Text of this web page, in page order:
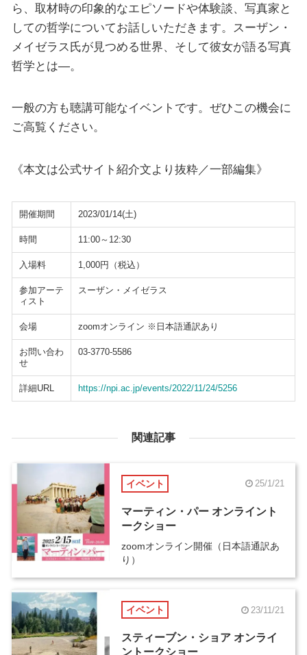
ら、取材時の印象的なエピソードや体験談、写真家と
しての哲学についてお話しいただきます。スーザン・
メイゼラス氏が見つめる世界、そして彼女が語る写真
哲学とは―。
一般の方も聴講可能なイベントです。ぜひこの機会に
ご高覧ください。
《本文は公式サイト紹介文より抜粋／一部編集》
開催期間 2023/01/14(土)
時間 11:00～12:30
入場料 1,000円（税込）
参加アーテ
ィスト
スーザン・メイゼラス
会場 zoomオンライン ※日本語通訳あり
お問い合わ
せ
03-3770-5586
詳細URL https://npi.ac.jp/events/2022/11/24/5256
関連記事
イベント 25/1/21
マーティン・パー オンライント
ークショー
zoomオンライン開催（日本語通訳あ
り）
イベント 23/11/21
スティーブン・ショア オンライ
ントークショー